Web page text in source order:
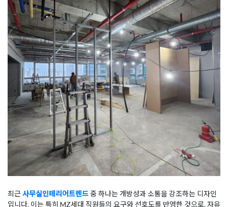
최근사무실인테리어트렌드중 하나는 개방성과 소통을 강조하는 디자인
입니다. 이는 특히 MZ세대 직원들의 요구와 선호도를 반영한 것으로, 자유